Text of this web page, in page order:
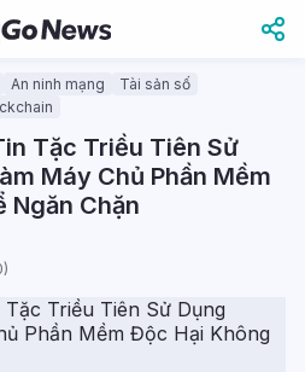
An ninh mạng
Tài sản số
Tặc Triều Tiên Sử
Máy Chủ Phần Mềm
Ngăn Chặn